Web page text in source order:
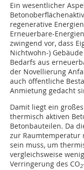
Ein wesentlicher
regenerative
Erneuerbare-
zwingend vor, dass
Nichtwohn-)
Bedarfs aus
der Novellierung
auch öffentliche
Anmietung gedacht
Damit liegt ein
thermisch aktiven
Betonbauteilen. Da
zur Raumtemperatur
sein muss, um
vergleichsweise
Verringerung des CO2